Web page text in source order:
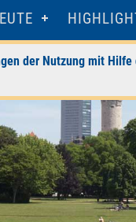
der Nutzung mit